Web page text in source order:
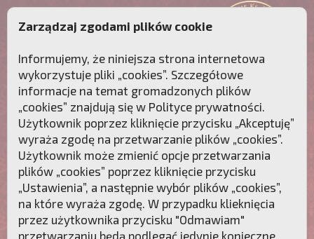
Przebudźmy sumienia Polaków!
Zarządzaj zgodami plików cookie
Informujemy, że niniejsza strona internetowa
wykorzystuje pliki „cookies”. Szczegółowe
informacje na temat gromadzonych plików
„cookies” znajdują się w Polityce prywatności.
Użytkownik poprzez kliknięcie przycisku „Akceptuję”
wyraża zgodę na przetwarzanie plików „cookies”.
Użytkownik może zmienić opcje przetwarzania
plików „cookies” poprzez kliknięcie przycisku
„Ustawienia”, a następnie wybór plików „cookies”,
na które wyraża zgodę. W przypadku klieknięcia
przez użytkownika przycisku "Odmawiam"
przetwarzaniu będą podlegać jedynie konieczne